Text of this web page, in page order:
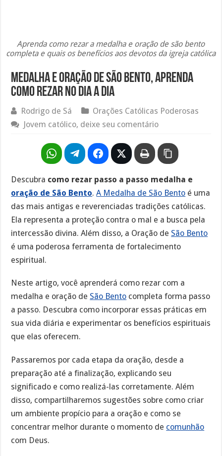
Aprenda como rezar a medalha e oração de são bento
completa e quais os benefícios aos devotos da igreja católica
Medalha e oração de São Bento, aprenda
como rezar no dia a dia
Rodrigo de Sá
Orações Católicas Poderosas
Jovem católico, deixe seu comentário
Descubra como rezar passo a passo medalha e
oração de São Bento.A Medalha de São Bento é uma
das mais antigas e reverenciadas tradições católicas.
Ela representa a proteção contra o mal e a busca pela
intercessão divina. Além disso, a Oração de São Bento
é uma poderosa ferramenta de fortalecimento
espiritual.
Neste artigo, você aprenderá como rezar com a
medalha e oração de São Bento completa forma passo
a passo. Descubra como incorporar essas práticas em
sua vida diária e experimentar os benefícios espirituais
que elas oferecem.
Passaremos por cada etapa da oração, desde a
preparação até a finalização, explicando seu
significado e como realizá-las corretamente. Além
disso, compartilharemos sugestões sobre como criar
um ambiente propício para a oração e como se
concentrar melhor durante o momento de comunhão
com Deus.